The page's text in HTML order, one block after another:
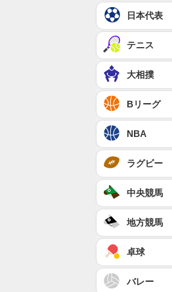
日本代表
テニス
大相撲
Bリーグ
NBA
ラグビー
中央競馬
地方競馬
卓球
バレー